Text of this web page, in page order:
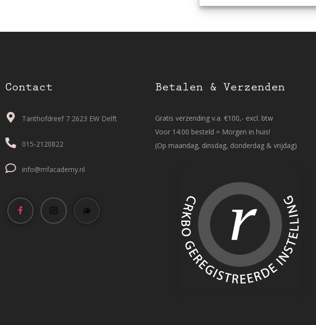
Contact
Tanthofdreef 7 2623 EW Delft
015-2120822
info@mfacademy.nl
Betalen & Verzenden
Gratis verzending v.a. €100,- excl. btw
Voor 14:00 besteld = Morgen in huis!
(Op maandag, dinsdag, donderdag & vrijdag)